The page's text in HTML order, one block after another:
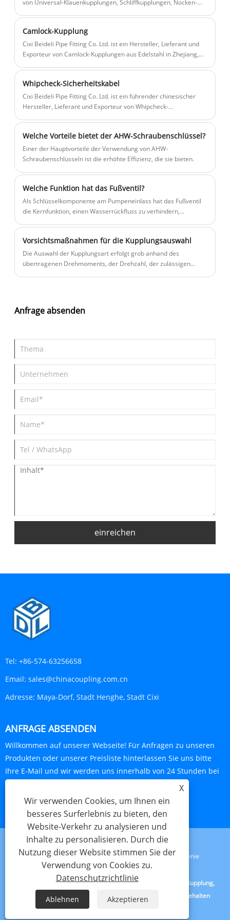
Fabrik liegt in der Nähe des Ningbo-
Hafens und des Shanghai-Hafens, sodass
der Transport sehr bequem ist. Besuchen
Sie unsere Fabrik und senden Sie
Anfragen. Wir freuen uns sehr, Ihnen
den besten Preis und qualitativ
von Universal-Klauenkupplungen, Schliffkupplungen, Nocken-
Fußventilen, Verriegelungsklemmen, KC-Nippeln mit
überlegener Klemme usw An.
Camlock-Kupplung
Cixi Beideli Pipe Fitting Co. Ltd. ist ein Hersteller, Lieferant und
Exporteur von Camlock-Kupplungen aus Edelstahl in Zhejiang,
sehr, Ihnen die beste Camlock-Kupplung aus Edelstahl liefern zu
können. Wir warten auf Ihre Anfrage.
Whipcheck-Sicherheitskabel
Cixi Beideli Pipe Fitting Co. Ltd. ist ein führender chinesischer
Hersteller, Lieferant und Exporteur von Whipcheck-
Sicherheitskabelschläuchen und verfügen über vollständige
Größen und viele verschiedene Materialien. Willkommen Bei uns
können Sie Whipcheck-Sicherheitskabel von Schlauch zu
Welche Vorteile bietet der AHW-Schraubenschlüssel?
Einer der Hauptvorteile der Verwendung von AHW-
Schraubenschlüsseln ist die erhöhte Effizienz, die sie bieten.
Welche Funktion hat das Fußventil?
Als Schlüsselkomponente am Pumpeneinlass hat das Fußventil
die Kernfunktion, einen Wasserrückfluss zu verhindern,
vorzubeugen.
Vorsichtsmaßnahmen für die Kupplungsauswahl
Die Auswahl der Kupplungsart erfolgt grob anhand des
übertragenen Drehmoments, der Drehzahl, der zulässigen
Anfrage absenden
einreichen
Tel: +86-574-63256658
Email: sales@chinacoupling.com.cn
Adresse: Maya-Dorf, Stadt Henghe, Stadt Cixi
ANFRAGE ABSENDEN
Willkommen auf unserer Webseite! Für Anfragen zu unseren
Produkten oder unserer Preisliste hinterlassen Sie uns bitte
Ihre E-Mail und wir werden uns innerhalb von 24 Stunden bei
Ihnen melden.
JETZT ANFRAGEN
Links Sitemap RSS XML Datenschutzrichtlinie
Copyright © 2023 Cixi Beideli Pipe Fitting Co.,Ltd. - Universalkupplung,
Doppelbolzenklemme, Erdungskupplung – Alle Rechte vorbehalten
X
Wir verwenden Cookies, um Ihnen ein
besseres Surferlebnis zu bieten, den
Website-Verkehr zu analysieren und
Inhalte zu personalisieren. Durch die
Nutzung dieser Website stimmen Sie der
Verwendung von Cookies zu.
Datenschutzrichtlinie
Ablehnen Akzeptieren